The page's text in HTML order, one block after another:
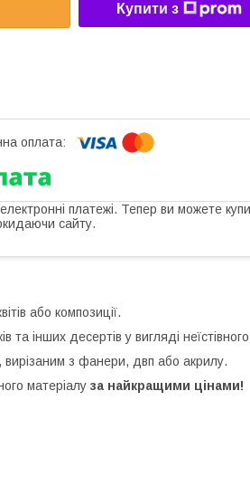
Купити з
платежі. Тепер ви можете
сайту.
або композиції.
та інших десертів у вигляді
з фанери, двп або акрилу.
матеріалу за найкращими цінами!